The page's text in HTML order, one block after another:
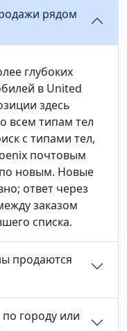
рядом
глубоких
в United
здесь
всем типам тел
с типами тел,
почтовым
по новым. Новые
ответ через
заказом
списка.
продаются
городу или